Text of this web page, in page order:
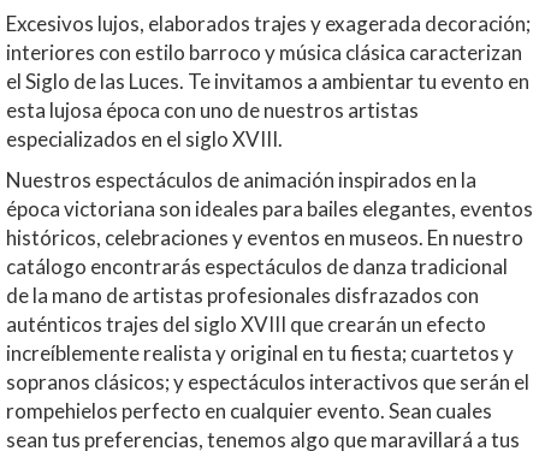
Excesivos lujos, elaborados trajes y exagerada decoración;
interiores con estilo barroco y música clásica caracterizan
el Siglo de las Luces. Te invitamos a ambientar tu evento en
esta lujosa época con uno de nuestros artistas
especializados en el siglo XVIII.
Nuestros espectáculos de animación inspirados en la
época victoriana son ideales para bailes elegantes, eventos
históricos, celebraciones y eventos en museos. En nuestro
catálogo encontrarás espectáculos de danza tradicional
de la mano de artistas profesionales disfrazados con
auténticos trajes del siglo XVIII que crearán un efecto
increíblemente realista y original en tu fiesta; cuartetos y
sopranos clásicos; y espectáculos interactivos que serán el
rompehielos perfecto en cualquier evento. Sean cuales
sean tus preferencias, tenemos algo que maravillará a tus